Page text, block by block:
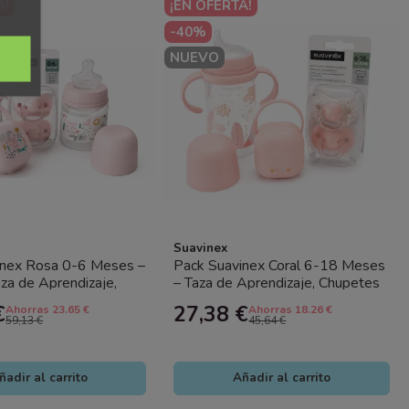
Rosa 0-6 Meses –
de Aprendizaje,
Ahorras 23.65 €
59,13 €
al carrito
¡EN OFERTA!
-40%
NUEVO
Suavinex
Pack Suavinex Coral 6-18 Meses
– Taza de Aprendizaje, Chupetes
27,38 €Ahorras 18.26 €
45,64 €
Añadir al carrito